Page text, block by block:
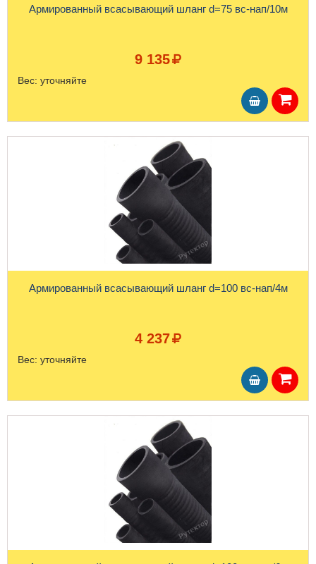
Армированный всасывающий шланг d=75 вс-нап/10м
9 135
Вес: уточняйте
Армированный всасывающий шланг d=100 вс-нап/4м
4 237
Вес: уточняйте